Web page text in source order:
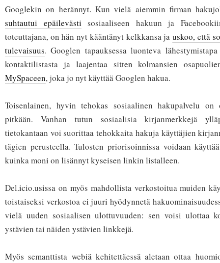
Googlekin on herännyt. Kun vielä aiemmin firman
suhtautui epäilevästi sosiaaliseen hakuun ja
toteuttajana, on hän nyt kääntänyt kelkkansa jauskoo, että
tulevaisuus. Googlen tapauksessa luonteva
kontaktilistasta ja laajentaa sitten kolmansien
MySpaceen, joka jo nyt käyttää Googlen hakua.
Toisenlainen, hyvin tehokas sosiaalinen hakupalvelu
pitkään. Vanhan tutun sosiaalisia kirjanmerkkejä
tietokantaan voi suorittaa tehokkaita hakuja käyttäjien
tägien perusteella. Tulosten priorisoinnissa voidaan
kuinka moni on lisännyt kyseisen linkin listalleen.
Del.icio.usissa on myös mahdollista verkostoitua muiden
toistaiseksi verkostoa ei juuri hyödynnetä
vielä uuden sosiaalisen ulottuvuuden: sen voisi ulottaa
ystävien tai näiden ystävien linkkejä.
Myös semanttista webiä kehitettäessä aletaan ottaa